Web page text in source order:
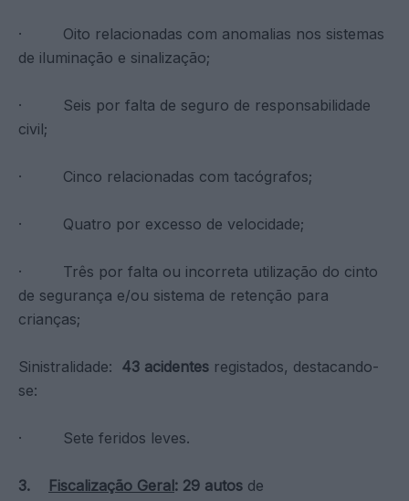
· Oito relacionadas com anomalias nos sistemas
de iluminação e sinalização;
· Seis por falta de seguro de responsabilidade
civil;
· Cinco relacionadas com tacógrafos;
· Quatro por excesso de velocidade;
· Três por falta ou incorreta utilização do cinto
de segurança e/ou sistema de retenção para
crianças;
Sinistralidade: 43 acidentes registados, destacando-
se:
· Sete feridos leves.
3. Fiscalização Geral : 29 autos de